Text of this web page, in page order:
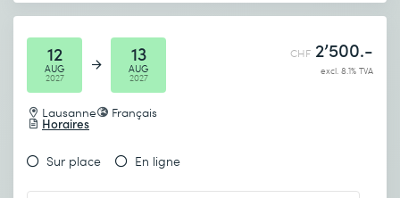
12
AUG
2027
13
AUG
2027
Lausanne Français
Horaires
CHF 2’500.-
excl. 8.1% TVA
Sur place En ligne